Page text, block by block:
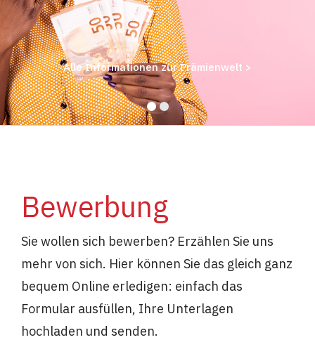
Alle Informationen zur Prämienwelt >
Bewerbung
Sie wollen sich bewerben? Erzählen Sie uns
mehr von sich. Hier können Sie das gleich ganz
bequem Online erledigen: einfach das
Formular ausfüllen, Ihre Unterlagen
hochladen und senden.